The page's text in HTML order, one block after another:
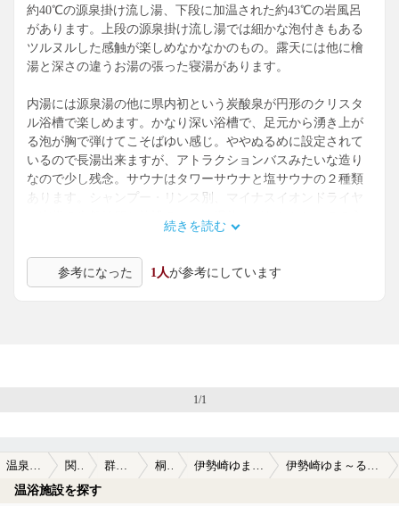
約40℃の源泉掛け流し湯、下段に加温された約43℃の岩風呂
があります。上段の源泉掛け流し湯では細かな泡付きもある
ツルヌルした感触が楽しめなかなかのもの。露天には他に檜
湯と深さの違うお湯の張った寝湯があります。
内湯には源泉湯の他に県内初という炭酸泉が円形のクリスタ
ル浴槽で楽しめます。かなり深い浴槽で、足元から湧き上が
る泡が胸で弾けてこそばゆい感じ。ややぬるめに設定されて
いるので長湯出来ますが、アトラクションバスみたいな造り
なので少し残念。サウナはタワーサウナと塩サウナの２種類
あります。シャンプー・リンス別、マイナスイオンドライヤ
ー完備で当然綺麗な施設ですが、湯使いがおとなしいので入
浴していてワクワクするような高揚感がありませんでした。
とは言えこれまた県内初のロウリュ式溶岩ドームも中２階に
あり、休憩所もたたみ座敷と掘りごたつ風座敷があるなど割
続きを読む
参考になった 1人が参考にしています
1/1
温浴施設を探す